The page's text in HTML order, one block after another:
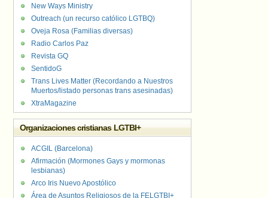
New Ways Ministry
Outreach (un recurso católico LGTBQ)
Oveja Rosa (Familias diversas)
Radio Carlos Paz
Revista GQ
SentidoG
Trans Lives Matter (Recordando a Nuestros
Muertos/listado personas trans asesinadas)
XtraMagazine
Organizaciones cristianas LGTBI+
ACGIL (Barcelona)
Afirmación (Mormones Gays y mormonas
lesbianas)
Arco Iris Nuevo Apostólico
Área de Asuntos Religiosos de la FELGTBI+